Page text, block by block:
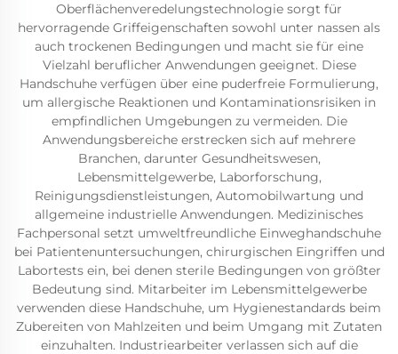
Oberflächenveredelungstechnologie sorgt für
hervorragende Griffeigenschaften sowohl unter nassen als
auch trockenen Bedingungen und macht sie für eine
Vielzahl beruflicher Anwendungen geeignet. Diese
Handschuhe verfügen über eine puderfreie Formulierung,
um allergische Reaktionen und Kontaminationsrisiken in
empfindlichen Umgebungen zu vermeiden. Die
Anwendungsbereiche erstrecken sich auf mehrere
Branchen, darunter Gesundheitswesen,
Lebensmittelgewerbe, Laborforschung,
Reinigungsdienstleistungen, Automobilwartung und
allgemeine industrielle Anwendungen. Medizinisches
Fachpersonal setzt umweltfreundliche Einweghandschuhe
bei Patientenuntersuchungen, chirurgischen Eingriffen und
Labortests ein, bei denen sterile Bedingungen von größter
Bedeutung sind. Mitarbeiter im Lebensmittelgewerbe
verwenden diese Handschuhe, um Hygienestandards beim
Zubereiten von Mahlzeiten und beim Umgang mit Zutaten
einzuhalten. Industriearbeiter verlassen sich auf die